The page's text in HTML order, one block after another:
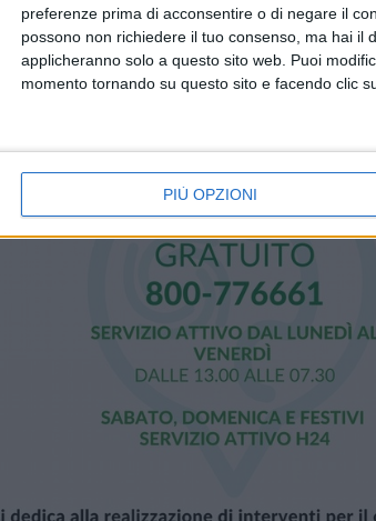
preferenze prima di acconsentire o di negare il
possono non richiedere il tuo consenso, ma hai
applicheranno solo a questo sito web. Puoi
momento tornando su questo sito e facendo clic
PIÙ OPZIONI